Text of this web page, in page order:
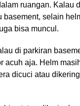
ruangan. Kalau
basement, selain
bisa muncul.
di parkiran
acuh aja. Helm
dicuci atau